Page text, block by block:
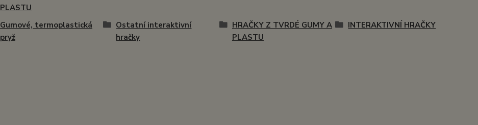
PLASTU
Gumové, termoplastická
pryž
Ostatní interaktivní
hračky
HRAČKY Z TVRDÉ GUMY A
PLASTU
INTERAKTIVNÍ HRAČKY